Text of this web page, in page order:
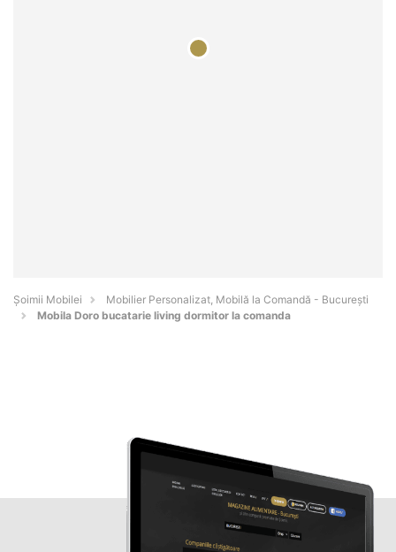
Șoimii Mobilei
Mobilier Personalizat, Mobilă la Comandă - Bucureşti
Mobila Doro bucatarie living dormitor la comanda